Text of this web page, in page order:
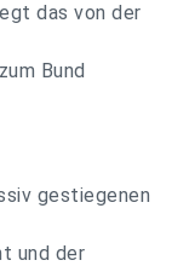
das von der
Bund
gestiegenen
und der